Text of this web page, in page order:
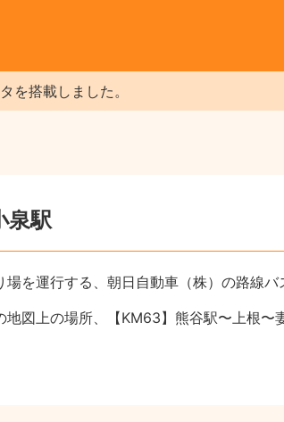
を搭載しました。
泉駅
を運行する、朝日自動車（株）の路線バ
図上の場所、【KM63】熊谷駅〜上根〜